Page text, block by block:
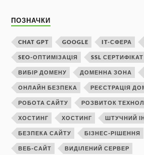
ПОЗНАЧКИ
CHAT GPT GOOGLE IT-СФЕРА
SEO-ОПТИМІЗАЦІЯ SSL СЕРТИФІКАТ
ВИБІР ДОМЕНУ ДОМЕННА ЗОНА
ОНЛАЙН БЕЗПЕКА РЕЄСТРАЦІЯ
РОБОТА САЙТУ РОЗВИТОК
ХОСТИНГ ХОСТИНГ ШТУЧНИЙ
БЕЗПЕКА САЙТУ БІЗНЕС-РІШЕННЯ
ВЕБ-САЙТ ВИДІЛЕНИЙ СЕРВЕР